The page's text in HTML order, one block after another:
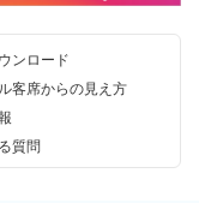
ンロード
客席からの見え方
質問